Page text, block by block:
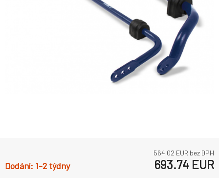
564.02 EUR bez DPH
1-2 týdny 693.74 EUR